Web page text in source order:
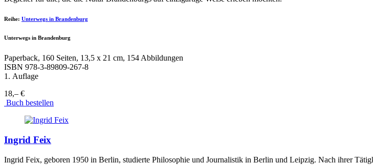
Reihe: Unterwegs in Brandenburg
Unterwegs in Brandenburg
Paperback, 160 Seiten, 13,5 x 21 cm, 154 Abbildungen
ISBN 978-3-89809-267-8
1. Auflage
18,– €
Buch bestellen
Ingrid Feix
Ingrid Feix, geboren 1950 in Berlin, studierte Philosophie und Journalistik in Berlin und Leipzig. Nach ihrer